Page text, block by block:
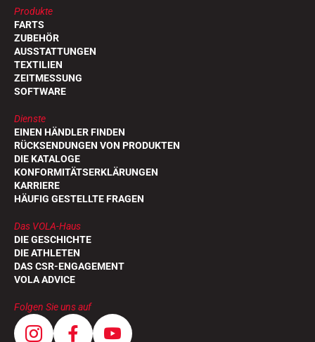
Produkte
FARTS
ZUBEHÖR
AUSSTATTUNGEN
TEXTILIEN
ZEITMESSUNG
SOFTWARE
Dienste
EINEN HÄNDLER FINDEN
RÜCKSENDUNGEN VON PRODUKTEN
DIE KATALOGE
KONFORMITÄTSERKLÄRUNGEN
KARRIERE
HÄUFIG GESTELLTE FRAGEN
Das VOLA-Haus
DIE GESCHICHTE
DIE ATHLETEN
DAS CSR-ENGAGEMENT
VOLA ADVICE
Folgen Sie uns auf